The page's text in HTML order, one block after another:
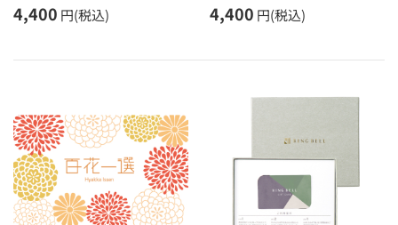
4,400 円(税込) 4,400 円(税込)